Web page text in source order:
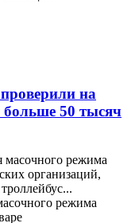
на
50 тысяч
масочного режима
организаций,